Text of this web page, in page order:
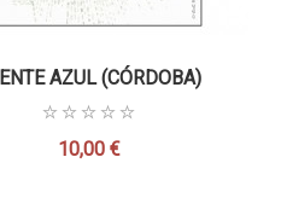
AZUL (CÓRDOBA)
Precio
10,00 €